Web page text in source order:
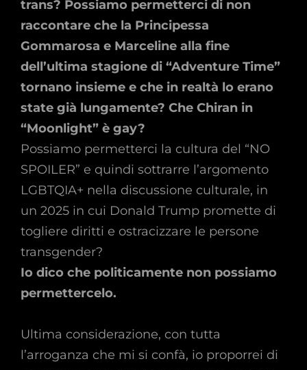
trans? Possiamo permetterci di non
raccontare che la Principessa
Gommarosa e Marceline alla fine
dell’ultima stagione di “Adventure Time”
tornano insieme e che in realtà lo erano
state già lungamente? Che Chiran in
“Moonlight” è gay?
Possiamo permetterci la cultura del “NO
SPOILER” e quindi sottrarre l’argomento
LGBTQIA+ nella discussione culturale, in
un 2025 in cui Donald Trump promette di
togliere diritti e ostracizzare le persone
transgender?
Io dico che politicamente non possiamo
permettercelo.
Ultima considerazione, con tutta
l’arroganza che mi si confà, io proporrei di